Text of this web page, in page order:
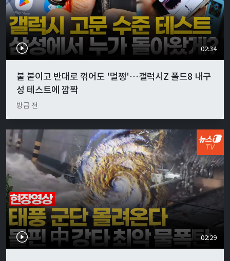
02:34
불 붙이고 반대로 꺾어도 '멀쩡'…갤럭시Z 폴드8 내구
성 테스트에 깜짝
방금 전
02:29